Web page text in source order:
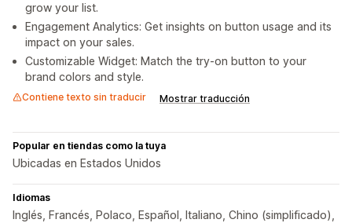
grow your list.
Engagement Analytics: Get insights on button usage and its
impact on your sales.
Customizable Widget: Match the try-on button to your
brand colors and style.
Contiene texto sin traducir Mostrar traducción
Popular en tiendas como la tuya
Ubicadas en Estados Unidos
Idiomas
Inglés, Francés, Polaco, Español, Italiano, Chino (simplificado),